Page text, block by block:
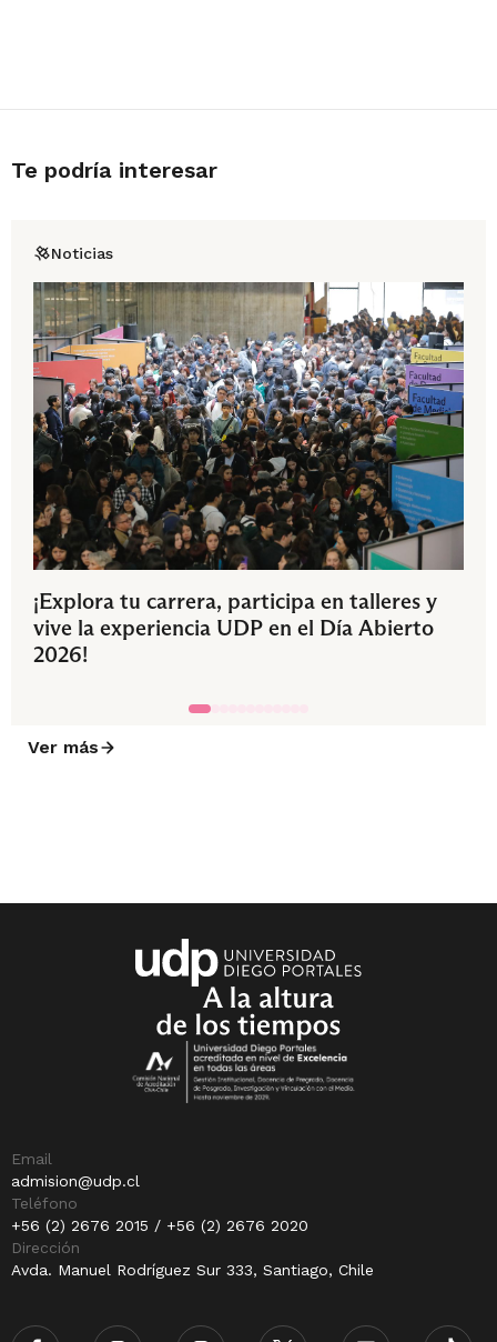
Te podría interesar
Noticias
¡Explora tu carrera, participa en talleres y
vive la experiencia UDP en el Día Abierto
2026!
Ver más
Email
admision@udp.cl
Teléfono
+56 (2) 2676 2015 / +56 (2) 2676 2020
Dirección
Avda. Manuel Rodríguez Sur 333, Santiago, Chile